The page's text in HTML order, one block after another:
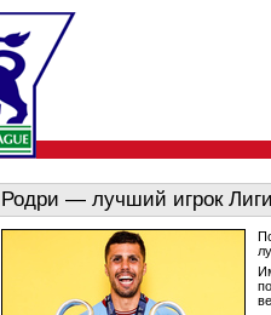
Родри — лучший игрок